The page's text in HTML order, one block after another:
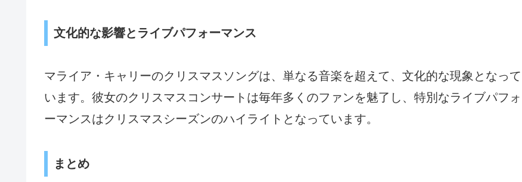
文化的な影響とライブパフォーマンス
マライア・キャリーのクリスマスソングは、単なる音楽を超えて、文化的な現象となって
います。彼女のクリスマスコンサートは毎年多くのファンを魅了し、特別なライブパフォ
ーマンスはクリスマスシーズンのハイライトとなっています。
まとめ